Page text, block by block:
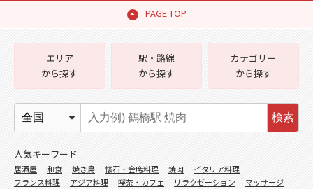
PAGE TOP
エリア
から探す
駅・路線
から探す
カテゴリー
から探す
検索
人気キーワード
居酒屋 和食 焼き鳥 懐石・会席料理 焼肉
イタリア料理
フランス料理
アジア料理 喫茶・カフェ リラクゼーション
マッサージ